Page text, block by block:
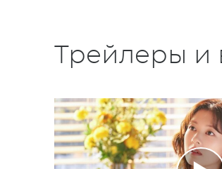
Трейлеры и